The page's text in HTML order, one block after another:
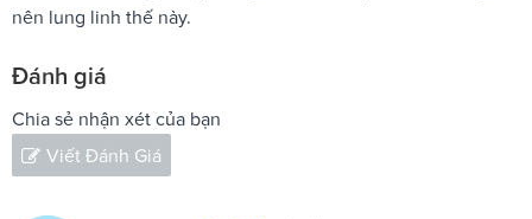
nên lung linh thế này.
Đánh giá
Chia sẻ nhận xét của bạn
Viết Đánh Giá